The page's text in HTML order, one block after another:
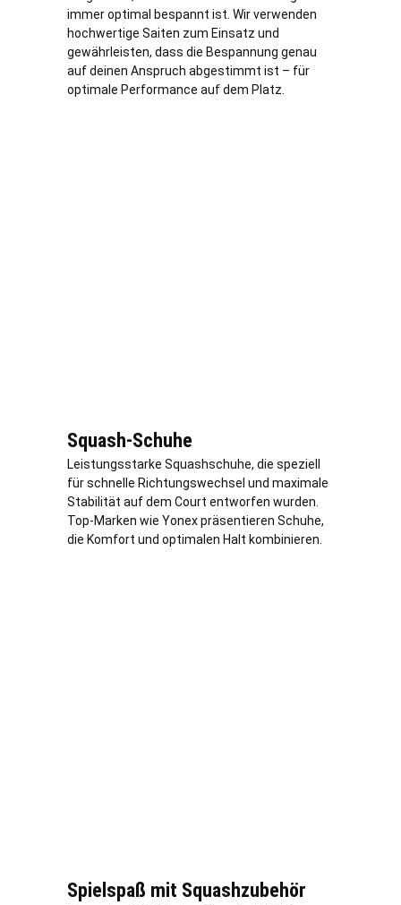
immer optimal bespannt ist. Wir verwenden
hochwertige Saiten zum Einsatz und
gewährleisten, dass die Bespannung genau
auf deinen Anspruch abgestimmt ist – für
optimale Performance auf dem Platz.
Squash-Schuhe
Leistungsstarke Squashschuhe, die speziell
für schnelle Richtungswechsel und maximale
Stabilität auf dem Court entworfen wurden.
Top-Marken wie Yonex präsentieren Schuhe,
die Komfort und optimalen Halt kombinieren.
Spielspaß mit Squashzubehör